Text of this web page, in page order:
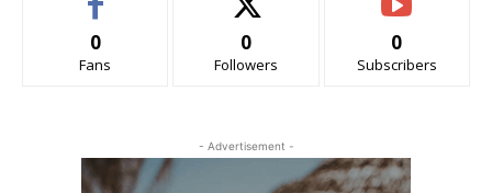
0
Fans
0
Followers
0
Subscribers
- Advertisement -